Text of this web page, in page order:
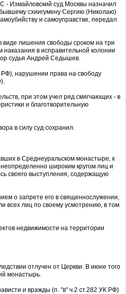
Измайловский суд Москвы назначил
схиигумену Сергию (Николаю)
и самоуправстве, передал
виде лишения свободы сроком на три
в исправительной колонии
судья Андрей Седышев.
РФ), нарушении права на свободу
при этом учел ряд смягчающих - в
и благотворительную
в силу суд сохранил.
в Среднеуральском монастыре, к
широким кругом лиц и
своего выступления, содержащую
о запрете его в священнослужении,
всех лиц по своему усмотрению, в том
недвижимости на территории
отлучен от Церкви. В июне того
монастырь.
и вражды (п. "в" ч.2 ст.282 УК РФ)